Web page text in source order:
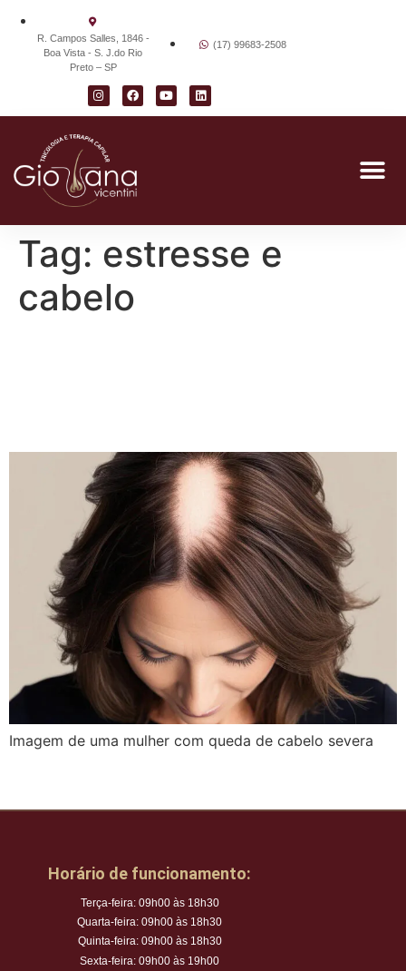
R. Campos Salles, 1846 -
Boa Vista - S. J.do Rio
Preto – SP
(17) 99683-2508
Tag: estresse e
cabelo
Imagem de uma mulher com queda de cabelo severa
Horário de funcionamento:
Terça-feira: 09h00 às 18h30
Quarta-feira: 09h00 às 18h30
Quinta-feira: 09h00 às 18h30
Sexta-feira: 09h00 às 19h00